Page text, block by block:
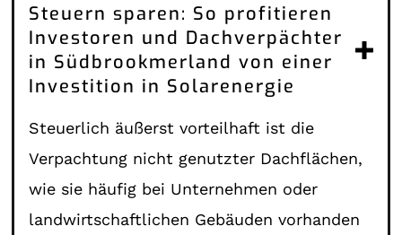
Steuern sparen: So profitieren
Investoren und Dachverpächter
in Südbrookmerland von einer
Investition in Solarenergie
Steuerlich äußerst vorteilhaft ist die
Verpachtung nicht genutzter Dachflächen,
wie sie häufig bei Unternehmen oder
landwirtschaftlichen Gebäuden vorhanden